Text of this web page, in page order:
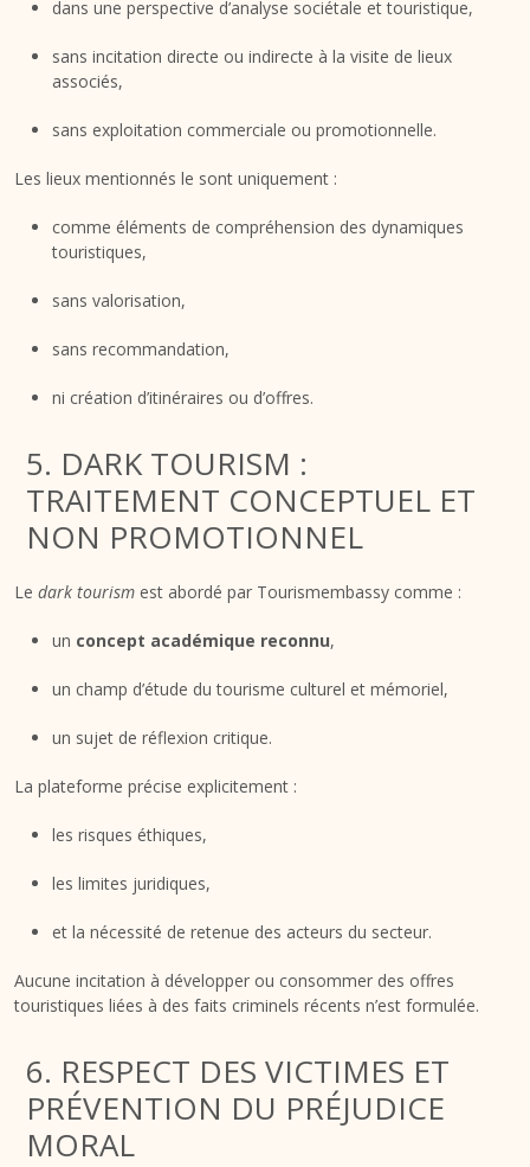
dans une perspective d’analyse sociétale et touristique,
sans incitation directe ou indirecte à la visite de lieux
associés,
sans exploitation commerciale ou promotionnelle.
Les lieux mentionnés le sont uniquement :
comme éléments de compréhension des dynamiques
touristiques,
sans valorisation,
sans recommandation,
ni création d’itinéraires ou d’offres.
5. DARK TOURISM :
TRAITEMENT CONCEPTUEL ET
NON PROMOTIONNEL
Le dark tourism est abordé par Tourismembassy comme :
un concept académique reconnu,
un champ d’étude du tourisme culturel et mémoriel,
un sujet de réflexion critique.
La plateforme précise explicitement :
les risques éthiques,
les limites juridiques,
et la nécessité de retenue des acteurs du secteur.
Aucune incitation à développer ou consommer des offres
touristiques liées à des faits criminels récents n’est formulée.
6. RESPECT DES VICTIMES ET
PRÉVENTION DU PRÉJUDICE
MORAL